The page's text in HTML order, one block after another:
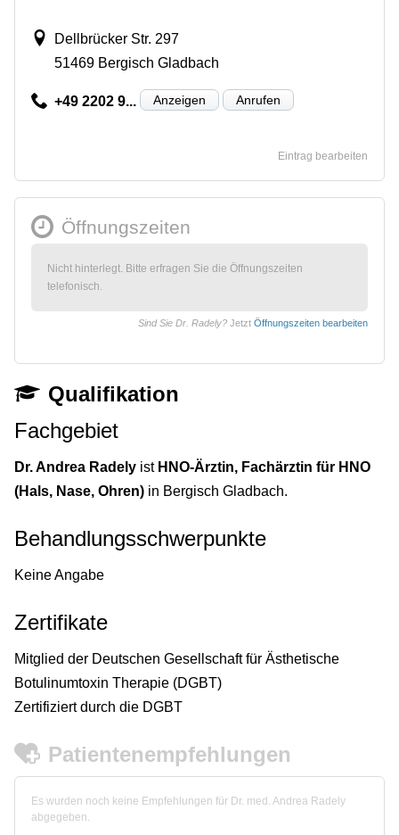
Dellbrücker Str. 297
51469 Bergisch Gladbach
+49 2202 9... Anzeigen Anrufen
Eintrag bearbeiten
Öffnungszeiten
Nicht hinterlegt. Bitte erfragen Sie die Öffnungszeiten
telefonisch.
Sind Sie Dr. Radely? Jetzt Öffnungszeiten bearbeiten
Qualifikation
Fachgebiet
Dr. Andrea Radely ist HNO-Ärztin, Fachärztin für HNO
(Hals, Nase, Ohren) in Bergisch Gladbach.
Behandlungsschwerpunkte
Keine Angabe
Zertifikate
Mitglied der Deutschen Gesellschaft für Ästhetische
Botulinumtoxin Therapie (DGBT)
Zertifiziert durch die DGBT
Patientenempfehlungen
Es wurden noch keine Empfehlungen für Dr. med. Andrea Radely
abgegeben.